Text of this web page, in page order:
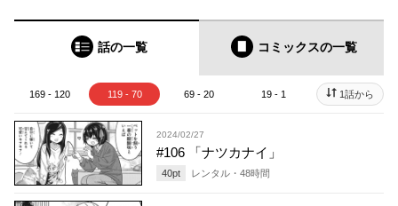
話の一覧 コミックスの一覧
169 - 120 119 - 70 69 - 20 19 - 1 1話から
2024/02/27
#106 「ナツカナイ」
40pt レンタル・ 48時間